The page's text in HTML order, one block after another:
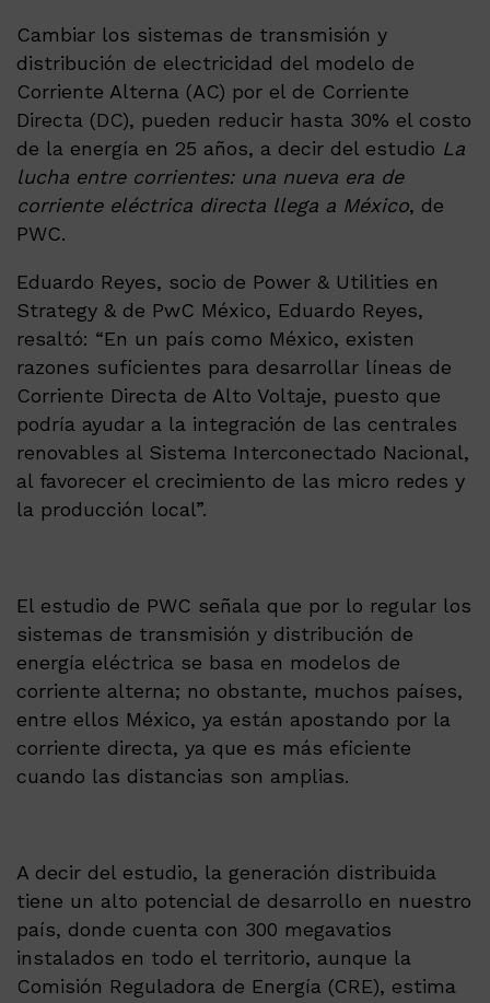
Cambiar los sistemas de transmisión y
distribución de electricidad del modelo de
Corriente Alterna (AC) por el de Corriente
Directa (DC), pueden reducir hasta 30% el costo
de la energía en 25 años, a decir del estudio La
lucha entre corrientes: una nueva era de
corriente eléctrica directa llega a México, de
PWC.
Eduardo Reyes, socio de Power & Utilities en
Strategy & de PwC México, Eduardo Reyes,
resaltó: “En un país como México, existen
razones suficientes para desarrollar líneas de
Corriente Directa de Alto Voltaje, puesto que
podría ayudar a la integración de las centrales
renovables al Sistema Interconectado Nacional,
al favorecer el crecimiento de las micro redes y
la producción local”.
El estudio de PWC señala que por lo regular los
sistemas de transmisión y distribución de
energía eléctrica se basa en modelos de
corriente alterna; no obstante, muchos países,
entre ellos México, ya están apostando por la
corriente directa, ya que es más eficiente
cuando las distancias son amplias.
A decir del estudio, la generación distribuida
tiene un alto potencial de desarrollo en nuestro
país, donde cuenta con 300 megavatios
instalados en todo el territorio, aunque la
Comisión Reguladora de Energía (CRE), estima